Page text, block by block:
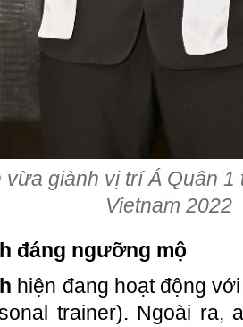
vừa giành vị trí Á Quân
Vietnam 2022
đáng ngưỡng mộ
hiện đang hoạt động
trainer). Ngoài ra,